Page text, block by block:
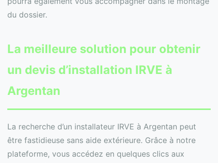
du dossier.
La meilleure solution pour obtenir
un devis d’installation IRVE à
Argentan
La recherche d’un installateur IRVE à Argentan peut
être fastidieuse sans aide extérieure. Grâce à notre
plateforme, vous accédez en quelques clics aux